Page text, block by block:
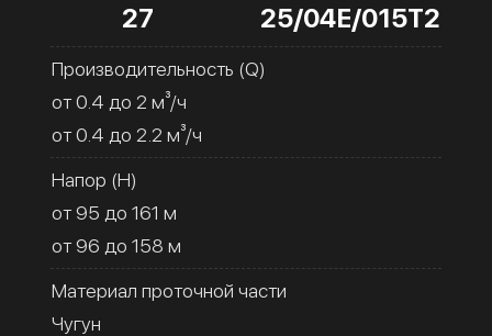
27
25/04Е/015Т2
Производительность (Q)
от 0.4 до 2 м³/ч
от 0.4 до 2.2 м³/ч
Напор (H)
от 95 до 161 м
от 96 до 158 м
Материал проточной части
Чугун